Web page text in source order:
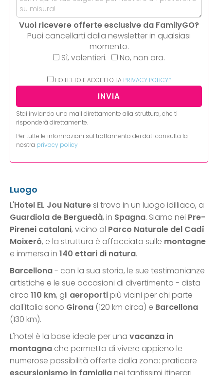
Vuoi ricevere offerte esclusive da FamilyGO?
Puoi cancellarti dalla newsletter in qualsiasi
momento.
Sì, volentieri.
No, non ora.
HO LETTO E ACCETTO LA PRIVACY POLICY*
Stai inviando una mail direttamente alla struttura, che ti
risponderà direttamente.
Per tutte le informazioni sul trattamento dei dati consulta la
nostra privacy policy
Luogo
L'Hotel EL Jou Naturesi trova in un luogo idilliaco, a
Guardiola de Berguedà, in Spagna. Siamo nei Pre-
Pirenei catalani, vicino al Parco Naturale del Cadí
Moixeró, e la struttura è affacciata sulle montagne
e immersa in 140 ettari di natura.
Barcellona- con la sua storia, le sue testimonianze
artistiche e le sue occasioni di divertimento - dista
circa 110 km, gli aeroportipiù vicini per chi parte
dall'Italia sono Girona (120 km circa) e Barcellona
(130 km).
L'hotel è la base ideale per una vacanza in
montagna che permetta di vivere appieno le
numerose possibilità offerte dalla zona: praticare